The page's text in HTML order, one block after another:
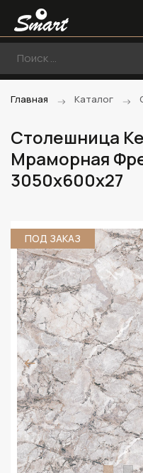
Главная Каталог
Столешница
Мраморная
3050х600х27
ПОД ЗАКАЗ